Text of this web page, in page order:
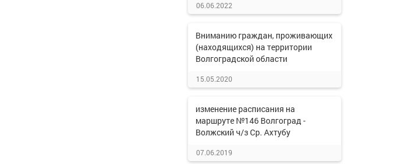
06.06.2022
Вниманию граждан, проживающих
(находящихся) на территории
Волгоградской области
15.05.2020
изменение расписания на
маршруте №146 Волгоград -
Волжский ч/з Ср. Ахтубу
07.06.2019